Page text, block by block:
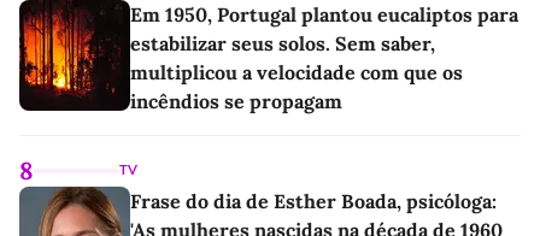
Em 1950, Portugal plantou eucaliptos para
estabilizar seus solos. Sem saber,
multiplicou a velocidade com que os
incêndios se propagam
8 TV
Frase do dia de Esther Boada, psicóloga:
'As mulheres nascidas na década de 1960